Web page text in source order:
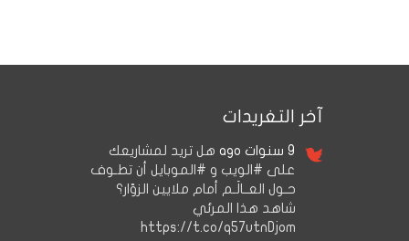
آخر التغريدات
9 سنوات ago
هل تريد لمشاريعك
على #الويب و #الموبايل أن تطـوف
حـول العــالَـم أمام ملايين الزوّار؟
شاهد هذا المرئي
https://t.co/q57utnDjom